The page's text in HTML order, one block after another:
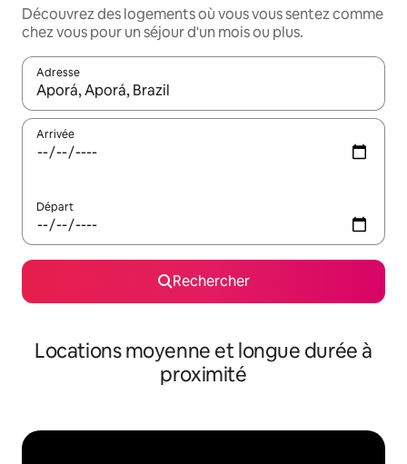
Découvrez des logements où vous vous sentez comme
chez vous pour un séjour d'un mois ou plus.
Adresse
Lorsque les résultats s'affichent, utilisez les flèches vers le
Arrivée
Départ
Rechercher
Locations moyenne et longue durée à
proximité